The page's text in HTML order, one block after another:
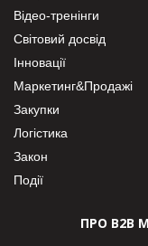
Відео-тренінги
Світовий досвід
Інновації
Маркетинг&Продажі
Закупки
Логістика
Закон
Події
ПРО В2В